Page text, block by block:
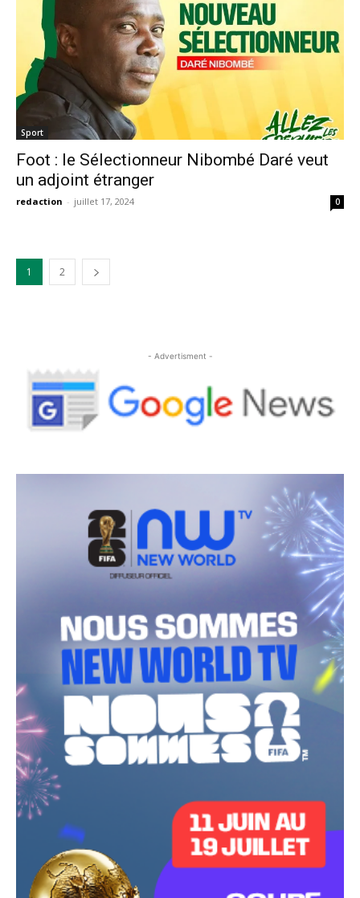
Sport
Foot : le Sélectionneur Nibombé Daré veut
un adjoint étranger
redaction - juillet 17, 2024 0
1 2
- Advertisment -